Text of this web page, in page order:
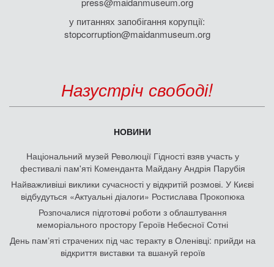
у питаннях запобігання корупції:
stopcorruption@maidanmuseum.org
Назустріч свободі!
НОВИНИ
Національний музей Революції Гідності взяв участь у
фестивалі пам'яті Коменданта Майдану Андрія Парубія
Найважливіші виклики сучасності у відкритій розмові. У Києві
відбудуться «Актуальні діалоги» Ростислава Прокопюка
Розпочалися підготовчі роботи з облаштування
меморіального простору Героїв Небесної Сотні
День памʼяті страчених під час теракту в Оленівці: прийди на
відкриття виставки та вшануй героїв